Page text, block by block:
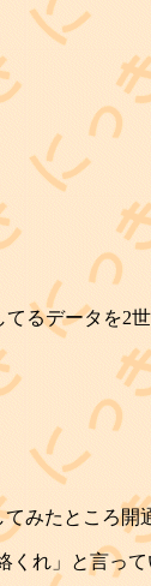
るデータを
みたところ開
れ」と言っ